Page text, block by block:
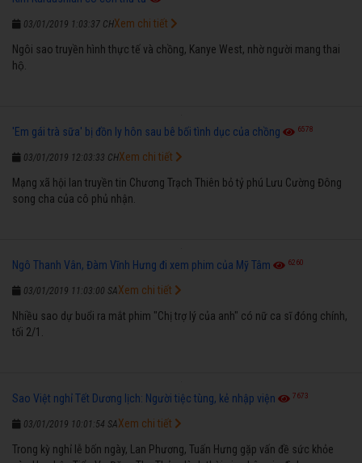
03/01/2019 1:03:37 CH
Ngôi sao truyền hình thực tế và chồng, Kanye West, nhờ người mang thai
hộ.
Xem chi tiết
'Em gái trà sữa' bị đồn ly hôn sau bê bối tình dục của chồng 6578
03/01/2019 12:03:33 CH
Mạng xã hội lan truyền tin Chương Trạch Thiên bỏ tỷ phú Lưu Cường Đông
song cha của cô phủ nhận.
Xem chi tiết
Ngô Thanh Vân, Đàm Vĩnh Hưng đi xem phim của Mỹ Tâm 6260
03/01/2019 11:03:00 SA
Nhiều sao dự buổi ra mắt phim "Chị trợ lý của anh" có nữ ca sĩ đóng chính,
tối 2/1.
Xem chi tiết
Sao Việt nghỉ Tết Dương lịch: Người tiệc tùng, kẻ nhập viện 7673
03/01/2019 10:01:54 SA
Trong kỳ nghỉ lễ bốn ngày, Lan Phương, Tuấn Hưng gặp vấn đề sức khỏe
Xem chi tiết